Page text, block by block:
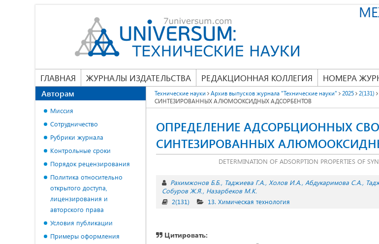
ГЛАВНАЯ ЖУРНАЛЫ ИЗДАТЕЛЬСТВА РЕДАКЦИОННАЯ КОЛЛЕГИЯ НОМЕРА
Технические науки Архив выпусков журнала "Технические науки" 2025 2(131)
СИНТЕЗИРОВАННЫХ АЛЮМООКСИДНЫХ АДСОРБЕНТОВ
ОПРЕДЕЛЕНИЕ АДСОРБЦИОННЫХ
СИНТЕЗИРОВАННЫХ
DETERMINATION OF ADSORPTION PROPERTIES OF
Рахимжонов Б.Б. Таджиева Г.А. Холов И.А. Абдукаримова С.А.
Собуров Ж.Я. Назарбеков М.К.
2(131) 13. Химическая технология
Цитировать:
Авторам
Миссия
Сотрудничество
Рубрики журнала
Контрольные сроки
Порядок рецензирования
Политика относительно
открытого доступа,
лицензирования и
авторского права
Условия публикации
Примеры оформления